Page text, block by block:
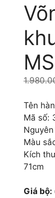
Tên
Mã số:
Màu
Kích
71cm
Giá